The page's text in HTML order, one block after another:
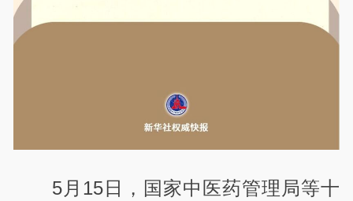
5月15日，国家中医药管理局等十